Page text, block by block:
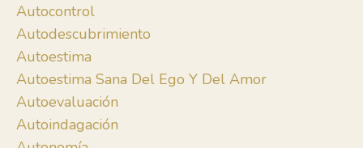
Autocontrol
Autodescubrimiento
Autoestima
Autoestima Sana Del Ego Y Del Amor
Autoevaluación
Autoindagación